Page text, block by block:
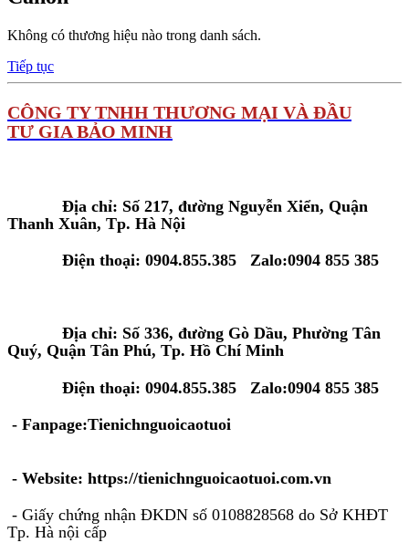
Không có thương hiệu nào trong danh sách.
Tiếp tục
CÔNG TY TNHH THƯƠNG MẠI VÀ ĐẦU
TƯ GIA BẢO MINH
Địa chỉ: Số 217, đường Nguyễn Xiển, Quận
Thanh Xuân, Tp. Hà Nội
Điện thoại: 0904.855.385 Zalo:0904 855 385
Địa chỉ: Số 336, đường Gò Dầu, Phường Tân
Quý, Quận Tân Phú, Tp. Hồ Chí Minh
Điện thoại: 0904.855.385 Zalo:0904 855 385
- Fanpage:Tienichnguoicaotuoi
- Website: https://tienichnguoicaotuoi.com.vn
- Giấy chứng nhận ĐKDN số 0108828568 do Sở KHĐT
Tp. Hà nội cấp